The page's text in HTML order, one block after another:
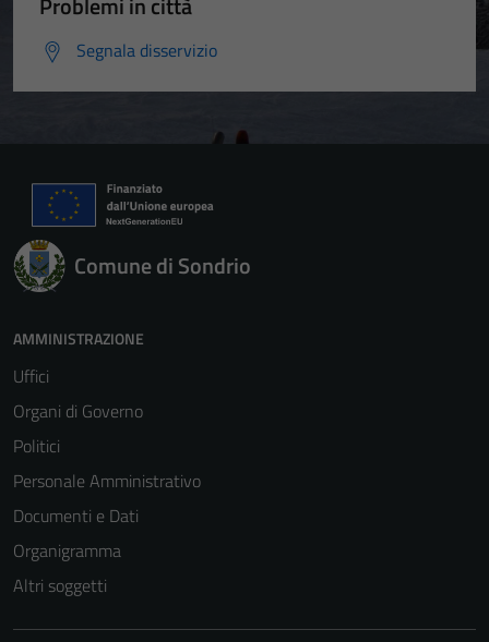
Segnala disservizio
Comune di Sondrio
AMMINISTRAZIONE
Uffici
Organi di Governo
Politici
Personale Amministrativo
Documenti e Dati
Organigramma
Altri soggetti